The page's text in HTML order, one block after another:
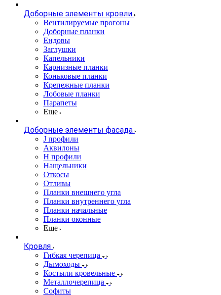
Доборные элементы кровли
Вентилируемые прогоны
Доборные планки
Ендовы
Заглушки
Капельники
Карнизные планки
Коньковые планки
Крепежные планки
Лобовые планки
Парапеты
Еще
Доборные элементы фасада
J профили
Аквилоны
Н профили
Нащельники
Откосы
Отливы
Планки внешнего угла
Планки внутреннего угла
Планки начальные
Планки оконные
Еще
Кровля
Гибкая черепица
Дымоходы
Костыли кровельные
Металлочерепица
Софиты